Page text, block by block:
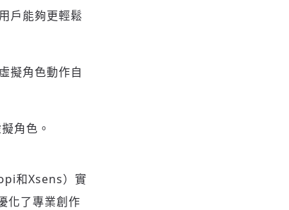
戶能夠更輕鬆
擬角色動作自
角色。
和Xsens）實
化了專業創作